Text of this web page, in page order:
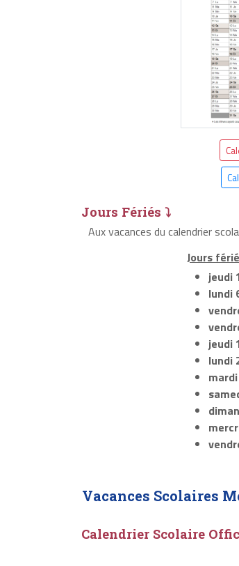
Jours Fériés ⤵
Aux vacances du calendrier
Jours
jeudi
lundi
jeudi
lundi
Vacances Scolaires
Calendrier Scolaire